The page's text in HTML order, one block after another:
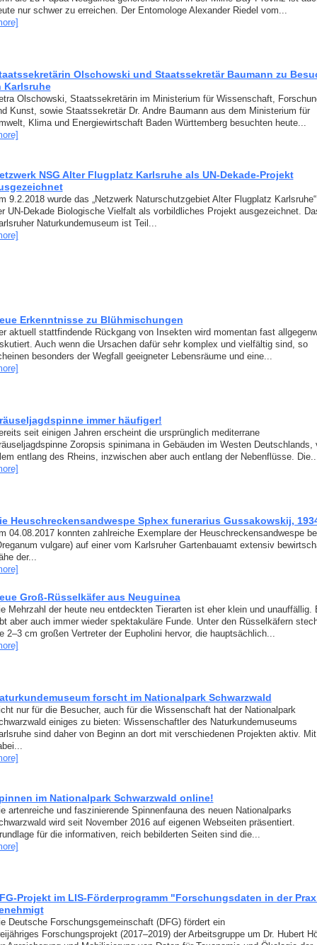
nur schwer zu erreichen. Der Entomologe Alexander Riedel vom...
Olschowski und Staatssekretär Baumann zu
Karlsruhe
Olschowski, Staatssekretärin im Ministerium für Wissenschaft,
Kunst, sowie Staatssekretär Dr. Andre Baumann aus dem Ministerium für
Klima und Energiewirtschaft Baden Württemberg besuchten heute...
NSG Alter Flugplatz Karlsruhe als UN-Dekade-Projekt
9.2.2018 wurde das „Netzwerk Naturschutzgebiet Alter Flugplatz
UN-Dekade Biologische Vielfalt als vorbildliches Projekt ausgezeichnet.
Naturkundemuseum ist Teil...
Erkenntnisse zu Blühmischungen
aktuell stattfindende Rückgang von Insekten wird momentan fast
Auch wenn die Ursachen dafür sehr komplex und vielfältig sind, so
besonders der Wegfall geeigneter Lebensräume und eine...
immer häufiger!
seit einigen Jahren erscheint die ursprünglich mediterrane
Zoropsis spinimana in Gebäuden im Westen Deutschlands,
entlang des Rheins, inzwischen aber auch entlang der Nebenflüsse.
Heuschreckensandwespe Sphex funerarius Gussakowskij,
04.08.2017 konnten zahlreiche Exemplare der Heuschreckensandwespe
vulgare) auf einer vom Karlsruher Gartenbauamt extensiv
der...
Groß-Rüsselkäfer aus Neuguinea
Mehrzahl der heute neu entdeckten Tierarten ist eher klein und unauffällig.
aber auch immer wieder spektakuläre Funde. Unter den Rüsselkäfern
2–3 cm großen Vertreter der Eupholini hervor, die hauptsächlich...
forscht im Nationalpark Schwarzwald
nur für die Besucher, auch für die Wissenschaft hat der Nationalpark
einiges zu bieten: Wissenschaftler des Naturkundemuseums
sind daher von Beginn an dort mit verschiedenen Projekten aktiv. Mit
im Nationalpark Schwarzwald online!
artenreiche und faszinierende Spinnenfauna des neuen Nationalparks
wird seit November 2016 auf eigenen Webseiten präsentiert.
für die informativen, reich bebilderten Seiten sind die...
Projekt im LIS-Förderprogramm "Forschungsdaten in der
Deutsche Forschungsgemeinschaft (DFG) fördert ein
Forschungsprojekt (2017–2019) der Arbeitsgruppe um Dr. Hubert